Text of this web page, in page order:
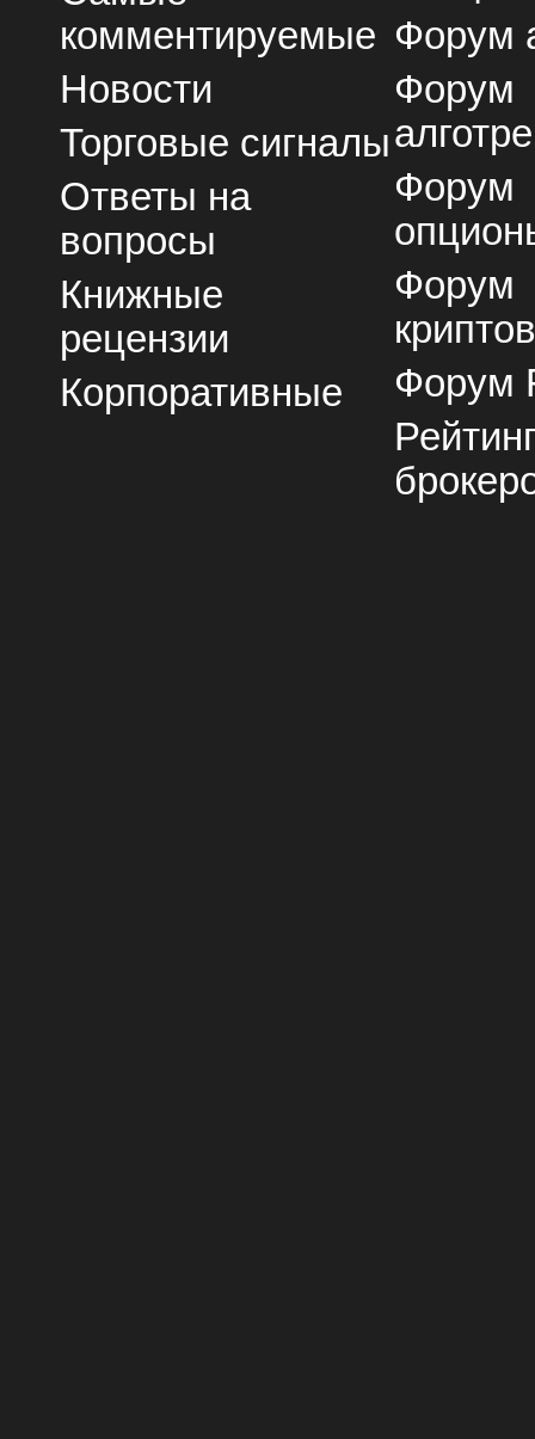
комментируемые
Новости
Торговые сигналы
Ответы на
вопросы
Книжные
рецензии
Корпоративные
Форум
Форум
Форум
Форум
Форум